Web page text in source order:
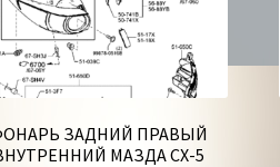
ЗАДНИЙ ПРАВЫЙ
МАЗДА СХ-5